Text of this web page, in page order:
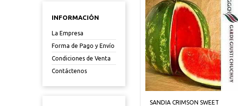
INFORMACIÓN
La Empresa
Forma de Pago y Envío
Condiciones de Venta
Contáctenos
SANDIA CRIMSON SWEET